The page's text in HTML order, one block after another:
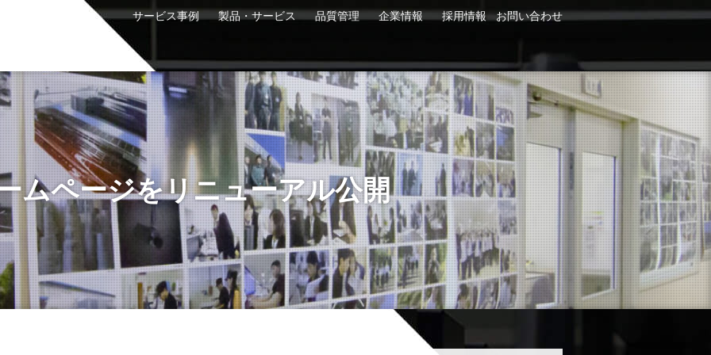
サービス事例 製品・サービス 品質管理 企業情報 採用情報 お問い合わせ
ムページをリニューアル公開